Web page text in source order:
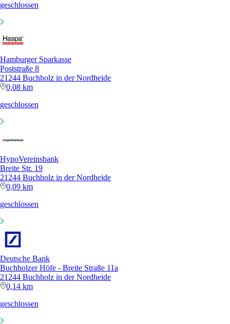
geschlossen
Hamburger Sparkasse
Poststraße 8
21244 Buchholz in der Nordheide
0,08 km
geschlossen
HypoVereinsbank
Breite Str. 19
21244 Buchholz in der Nordheide
0,09 km
geschlossen
Deutsche Bank
Buchholzer Höfe - Breite Straße 11a
21244 Buchholz in der Nordheide
0,14 km
geschlossen